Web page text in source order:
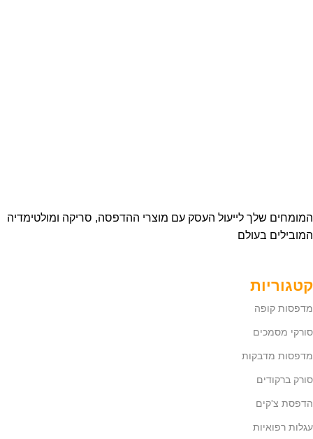
המומחים שלך לייעול העסק עם מוצרי ההדפסה, סריקה ומולטימדיה
המובילים בעולם
קטגוריות
מדפסות קופה
סורקי מסמכים
מדפסות מדבקות
סורק ברקודים
הדפסת צ'קים
עגלות רפואיות